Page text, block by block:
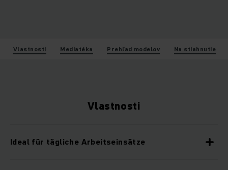
Vlastnosti Mediatéka Prehľad modelov Na stiahnutie
Vlastnosti
Ideal für tägliche Arbeitseinsätze